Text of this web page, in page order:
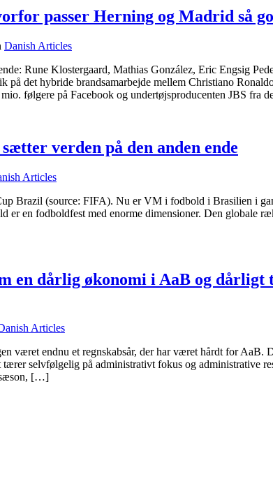
passer Herning og Madrid så
Danish Articles
Rune Klostergaard, Mathias González, Eric Engsig
det hybride brandsamarbejde mellem Christiano
følgere på Facebook og undertøjsproducenten JBS fra
verden på den anden ende
Articles
Brazil (source: FIFA). Nu er VM i fodbold i Brasilien i
er en fodboldfest med enorme dimensioner. Den globale
en dårlig økonomi i AaB og dårligt
Articles
været endnu et regnskabsår, der har været hårdt for AaB.
tærer selvfølgelig på administrativt fokus og administrative
sæson, […]